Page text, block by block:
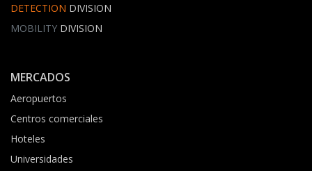
DETECTION DIVISION
MOBILITY DIVISION
MERCADOS
Aeropuertos
Centros comerciales
Hoteles
Universidades